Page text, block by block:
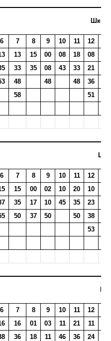
6 7 8 9 10 11 12
13 15 00 08 18 08
33 35 08 43 33 21
48 48 48 36
58
51
6 7 8 9 10 11 12
15 00 02 10 20 10
35 17 10 45 35 23
50 37 50 50 38
53
6 7 8 9 10 11 12
16 01 03 11 21 11
36 18 11 46 36 24